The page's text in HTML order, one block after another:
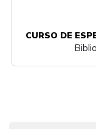
CURSO DE